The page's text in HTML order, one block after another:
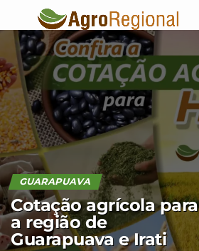
GUARAPUAVA
Cotação agrícola para
a região de
Guarapuava e Irati